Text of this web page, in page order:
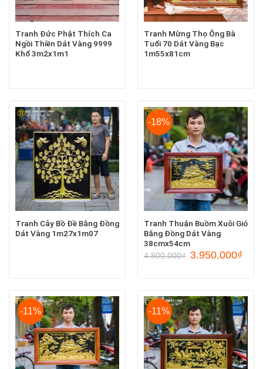
Tranh Đức Phật Thích Ca
Ngồi Thiền Dát Vàng 9999
Khổ 3m2x1m1
Tranh Mừng Thọ Ông Bà
Tuổi 70 Dát Vàng Bạc
1m55x81cm
Tranh Cây Bồ Đề Bằng Đồng
Dát Vàng 1m27x1m07
-18%
Tranh Thuận Buồm Xuôi Gió
Bằng Đồng Dát Vàng
38cmx54cm
4.800.000₫ 3.950.000₫
-11% -11%